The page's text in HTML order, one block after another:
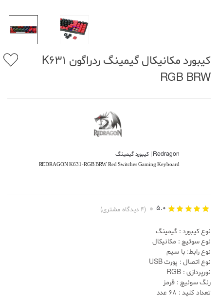
کیبورد مکانیکال گیمینگ ردراگون K631
RGB BRW
Redragon | کیبورد گیمینگ
REDRAGON K631-RGB BRW Red Switches Gaming Keyboard
براساس
امتیاز
مشتری
5.0
(
4 دیدگاه مشتری)
نوع کیبورد : گیمینگ
نوع سوئیچ : مکانیکال
نوع رابط: با سیم
نوع اتصال : پورت USB
نورپردازی : RGB
رنگ سوئیچ : قرمز
تعداد کلید : 68 عدد